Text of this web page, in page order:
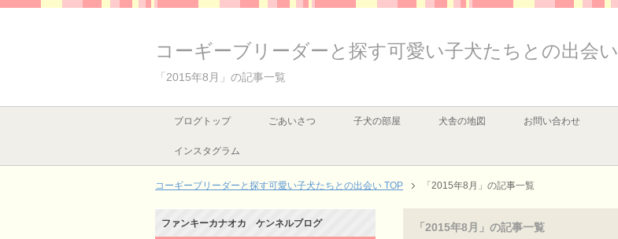
コーギーブリーダーと探す可愛い子犬たちとの出会い
「2015年8月」の記事一覧
ブログトップ ごあいさつ 子犬の部屋 犬舎の地図 お問い合わせ
インスタグラム
コーギーブリーダーと探す可愛い子犬たちとの出会い TOP 「2015年8月」の記事一覧
「2015年8月」の記事一覧
ファンキーカナオカ ケンネルブログ